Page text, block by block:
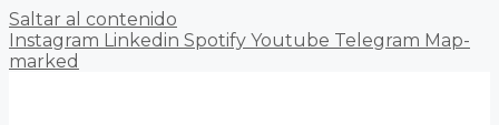
Saltar al contenido
Instagram Linkedin Spotify Youtube Telegram Map-
marked